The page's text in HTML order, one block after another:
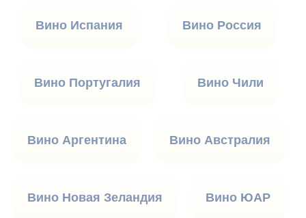
Вино Испания Вино Россия
Вино Португалия Вино Чили
Вино Аргентина Вино Австралия
Вино Новая Зеландия Вино ЮАР